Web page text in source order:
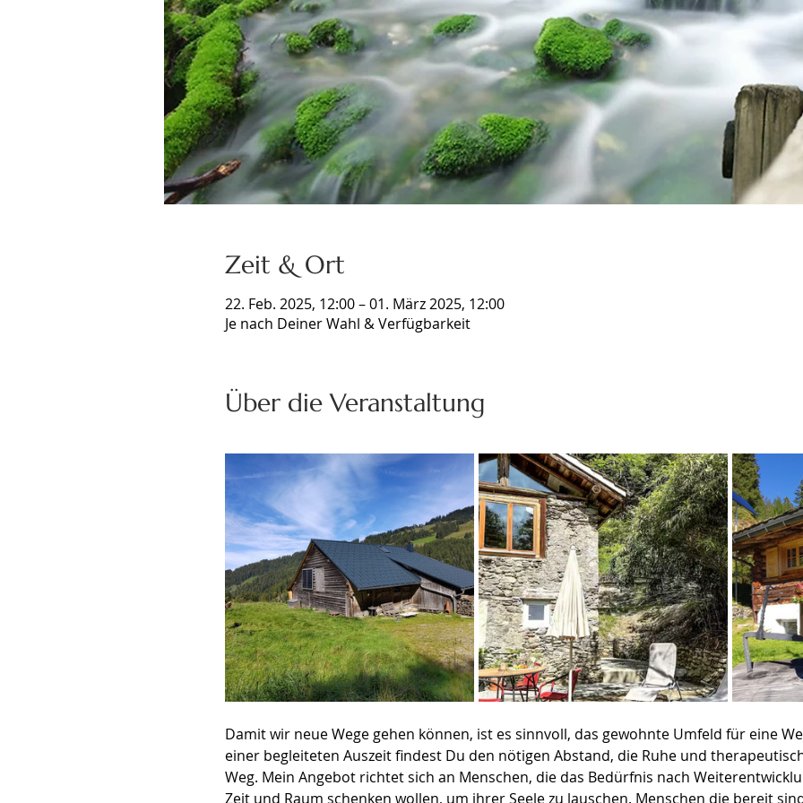
Zeit & Ort
22. Feb. 2025, 12:00 – 01. März 2025, 12:00
Je nach Deiner Wahl & Verfügbarkeit
Über die Veranstaltung
Damit wir neue Wege gehen können, ist es sinnvoll, das gewohnte Umfeld für eine
einer begleiteten Auszeit findest Du den nötigen Abstand, die Ruhe und
Weg. Mein Angebot richtet sich an Menschen, die das Bedürfnis nach
Zeit und Raum schenken wollen, um ihrer Seele zu lauschen. Menschen die bereit